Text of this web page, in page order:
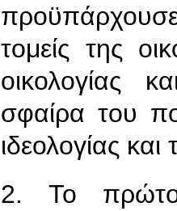
τομείς της
οικολογίας
σφαίρα του
ιδεολογίας και
2. Το